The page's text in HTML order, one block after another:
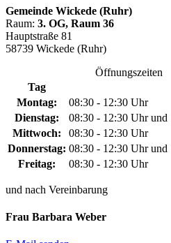
Gemeinde Wickede (Ruhr)
Raum: 3. OG, Raum 36
Hauptstraße 81
58739 Wickede (Ruhr)
Öffnungszeiten
Tag
Montag:
08:30 - 12:30 Uhr
Dienstag:
08:30 - 12:30 Uhr
Mittwoch:
08:30 - 12:30 Uhr
Donnerstag: 08:30 - 12:30 Uhr
Freitag:
08:30 - 12:30 Uhr
und nach Vereinbarung
Frau Barbara Weber